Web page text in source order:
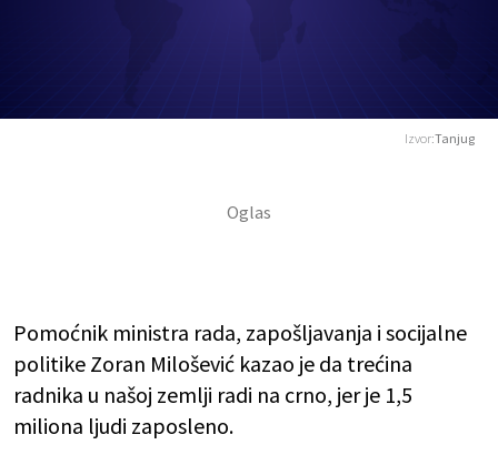
Izvor:Tanjug
Pomoćnik ministra rada, zapošljavanja i socijalne
politike Zoran Milošević kazao je da trećina
radnika u našoj zemlji radi na crno, jer je 1,5
miliona ljudi zaposleno.